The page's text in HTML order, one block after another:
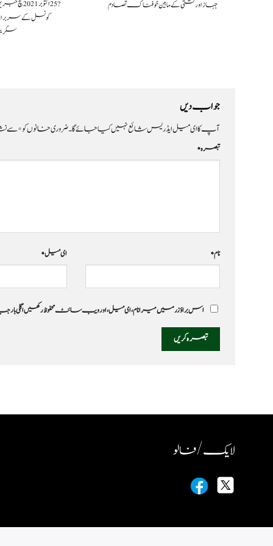
جہاز اور کشتی کے مابین خوفناک تصادم
?️ 25 اکتوبر
کونسل کے سربراہ
جواب دیں
آپ کا ای میل ایڈریس شائع نہیں کیا جائے گا۔ضروری خانوں کو*سے
تبصرہ*
نام* ای میل*
اس براؤزر میں میرا نام، ای میل، اور ویب سائٹ محفوظ رکھیں اگلی
لایک / فالو